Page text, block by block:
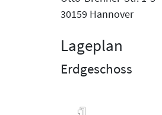
30159 Hannover
Lageplan
Erdgeschoss